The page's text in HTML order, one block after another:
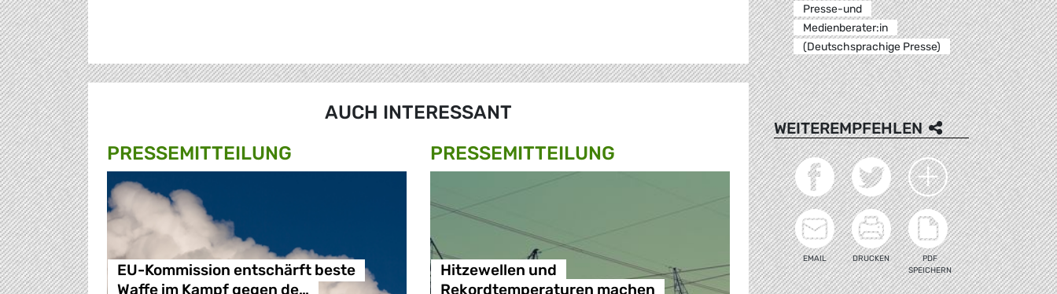
AUCH INTERESSANT
PRESSE­MITTEILUNG
EU-Kommission entschärft beste
Waffe im Kampf gegen de…
PRESSE­MITTEILUNG
Hitzewellen und
Rekordtemperaturen machen
Presse-und
Medienberater:in
(Deutschsprachige Presse)
WEITEREMPFEHLEN
EMAIL DRUCKEN
PDF
SPEICHERN